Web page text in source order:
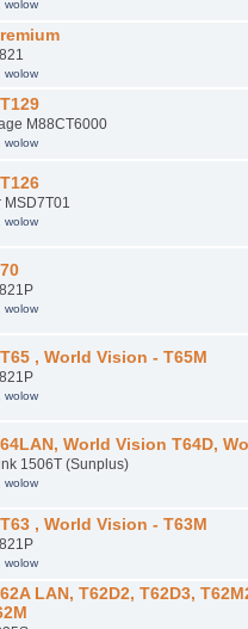
LAN, World Vision
- GX6702S5 - GX6701
wolow
wolow
,wolow
wolow
,wolow
, World Vision - Т65M
wolow
World Vision T64D,
,wolow
, World Vision - Т63M
wolow